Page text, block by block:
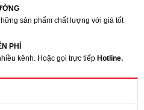
sản phẩm chất lượng với giá tốt
PHÍ
kênh. Hoặc gọi trực tiếp Hotline.